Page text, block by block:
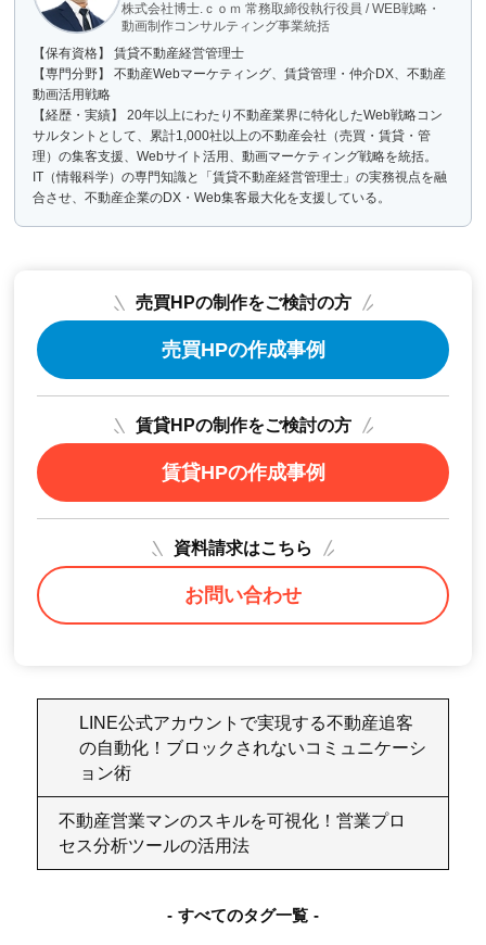
株式会社博士.ｃｏｍ 常務取締役執行役員 / WEB戦略・
動画制作コンサルティング事業統括
【保有資格】 賃貸不動産経営管理士
【専門分野】 不動産Webマーケティング、賃貸管理・仲介DX、不動産
動画活用戦略
【経歴・実績】 20年以上にわたり不動産業界に特化したWeb戦略コン
サルタントとして、累計1,000社以上の不動産会社（売買・賃貸・管
理）の集客支援、Webサイト活用、動画マーケティング戦略を統括。
IT（情報科学）の専門知識と「賃貸不動産経営管理士」の実務視点を融
合させ、不動産企業のDX・Web集客最大化を支援している。
売買HPの制作をご検討の方
売買HPの作成事例
賃貸HPの制作をご検討の方
賃貸HPの作成事例
資料請求はこちら
お問い合わせ
LINE公式アカウントで実現する不動産追客
の自動化！ブロックされないコミュニケーシ
ョン術
不動産営業マンのスキルを可視化！営業プロ
セス分析ツールの活用法
すべてのタグ一覧